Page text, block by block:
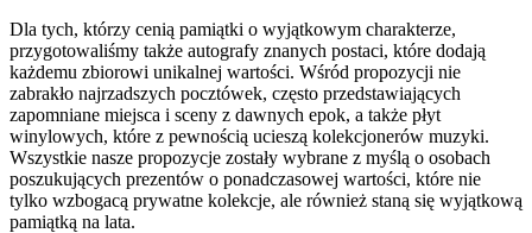
Dla tych, którzy cenią pamiątki o wyjątkowym charakterze,
przygotowaliśmy także autografy znanych postaci, które dodają
każdemu zbiorowi unikalnej wartości. Wśród propozycji nie
zabrakło najrzadszych pocztówek, często przedstawiających
zapomniane miejsca i sceny z dawnych epok, a także płyt
winylowych, które z pewnością ucieszą kolekcjonerów muzyki.
Wszystkie nasze propozycje zostały wybrane z myślą o osobach
poszukujących prezentów o ponadczasowej wartości, które nie
tylko wzbogacą prywatne kolekcje, ale również staną się wyjątkową
pamiątką na lata.